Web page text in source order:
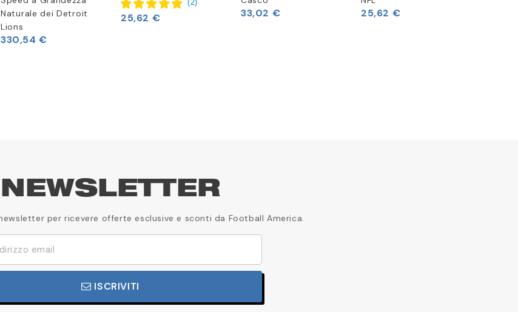
Naturale dei Detroit
Lions
330,54 €
(2)
25,62 € 33,02 € 25,62 €
NEWSLETTER
per ricevere offerte esclusive e sconti da Football America.
ISCRIVITI